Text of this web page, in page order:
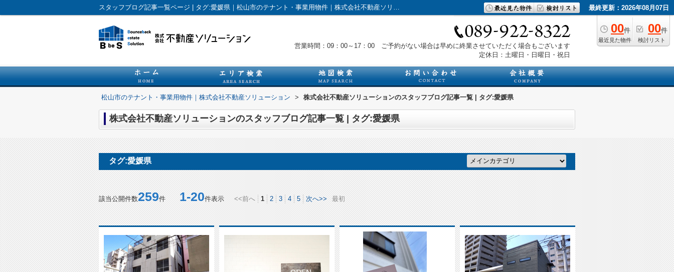
スタッフブログ記事一覧ページ | タグ:愛媛県｜松山市のテナント・事業用物件｜株式会社不動産ソリューション 最終更新：2026年08月07日
00件
最近見た物件
00件
検討リスト
営業時間：09：00～17：00 ご予約がない場合は早めに終業させていただく場合もございます
定休日：土曜日・日曜日・祝日
松山市のテナント・事業用物件｜株式会社不動産ソリューション > 株式会社不動産ソリューションのスタッフブログ記事一覧 | タグ:愛媛県
株式会社不動産ソリューションのスタッフブログ記事一覧 | タグ:愛媛県
タグ:愛媛県
該当公開件数259件1-20件表示 <<前へ 1 2 3 4 5 次へ>> 最初